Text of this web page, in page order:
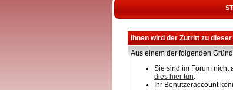
Ihnen wird der Zutritt zu
Aus einem der folgenden
Sie sind im Forum nicht
dies hier tun.
Ihr Benutzeraccount